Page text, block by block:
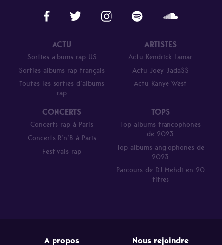
ACTU
Sorties albums rap US
Sorties albums rap français
Toutes les sorties d’albums
rap
ARTISTES
Actu Kendrick Lamar
Actu Joey Bada$$
Actu Kanye West
CONCERTS
Concerts rap à Paris
Concerts R’n’B à Paris
Festivals rap
TOPS
Top albums francophones
de 2023
Top albums anglophones de
2023
Parcours de DJ Mehdi en 20
titres
A propos Nous rejoindre